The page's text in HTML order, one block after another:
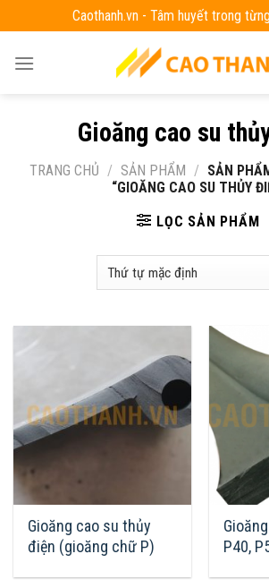
to
content
Caothanh.vn - Tâm huyết trong
Gioăng cao su
TRANG CHỦ / SẢN PHẨM / SẢN
“GIOĂNG CAO SU THỦY
LỌC SẢN PHẨM
Gioăng cao su thủy
điện (gioăng chữ P)
P40,